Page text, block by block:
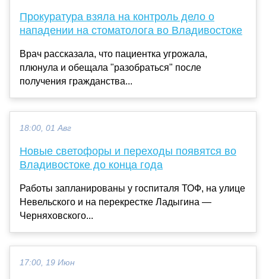
Прокуратура взяла на контроль дело о
нападении на стоматолога во Владивостоке
Врач рассказала, что пациентка угрожала,
плюнула и обещала "разобраться" после
получения гражданства...
18:00, 01 Авг
Новые светофоры и переходы появятся во
Владивостоке до конца года
Работы запланированы у госпиталя ТОФ, на улице
Невельского и на перекрестке Ладыгина —
Черняховского...
17:00, 19 Июн